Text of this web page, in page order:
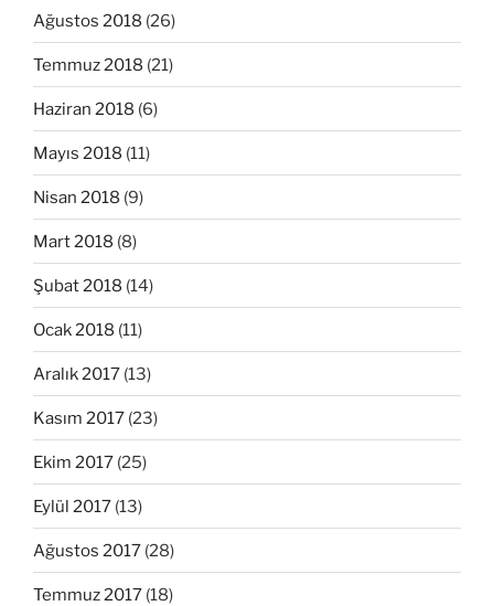
Ağustos 2018 (26)
Temmuz 2018 (21)
Haziran 2018 (6)
Mayıs 2018 (11)
Nisan 2018 (9)
Mart 2018 (8)
Şubat 2018 (14)
Ocak 2018 (11)
Aralık 2017 (13)
Kasım 2017 (23)
Ekim 2017 (25)
Eylül 2017 (13)
Ağustos 2017 (28)
Temmuz 2017 (18)